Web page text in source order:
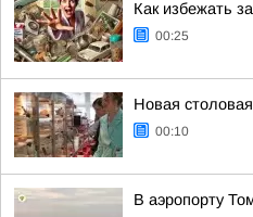
Как избежать
00:25
Новая
00:10
В аэропорту